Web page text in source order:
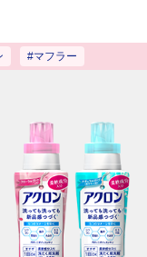
#マフラー